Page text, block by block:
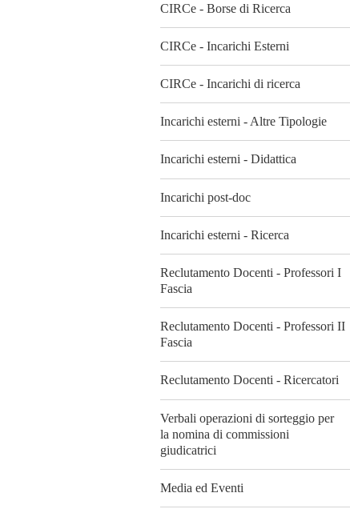
CIRCe - Borse di Ricerca
CIRCe - Incarichi Esterni
CIRCe - Incarichi di ricerca
Incarichi esterni - Altre Tipologie
Incarichi esterni - Didattica
Incarichi post-doc
Incarichi esterni - Ricerca
Reclutamento Docenti - Professori I
Fascia
Reclutamento Docenti - Professori II
Fascia
Reclutamento Docenti - Ricercatori
Verbali operazioni di sorteggio per
la nomina di commissioni
giudicatrici
Media ed Eventi